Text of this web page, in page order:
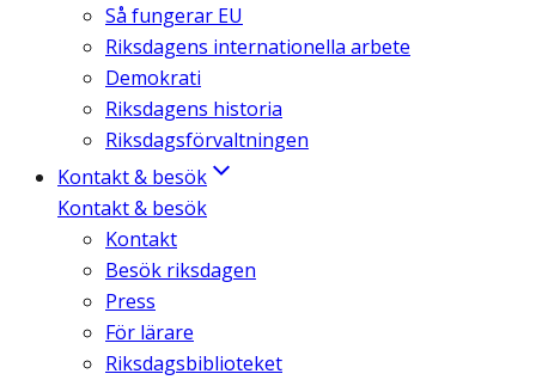
Så fungerar EU
Riksdagens internationella arbete
Demokrati
Riksdagens historia
Riksdagsförvaltningen
Kontakt & besök
Kontakt & besök
Kontakt
Besök riksdagen
Press
För lärare
Riksdagsbiblioteket